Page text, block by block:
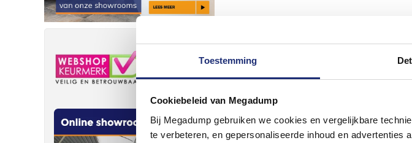
Toestemming
Cookiebeleid van Megadump
Bij Megadump gebruiken we cookies en vergelijkbare
te verbeteren, en gepersonaliseerde inhoud en